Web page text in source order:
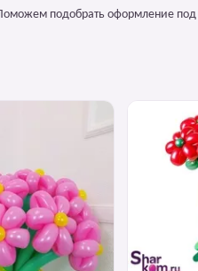
подобрать оформление